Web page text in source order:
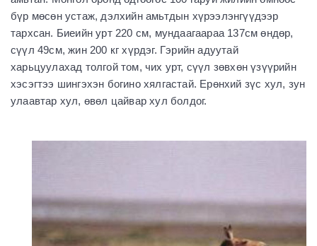
бүр мөсөн устаж, дэлхийн амьтдын хүрээлэнгүүдээр
тархсан. Биеийн урт 220 см, мундаагаараа 137см өндөр,
сүүл 49см, жин 200 кг хүрдэг. Гэрийн адуутай
харьцуулахад толгой том, чих урт, сүүл зөвхөн үзүүрийн
хэсэгтээ шингэхэн богино хялгастай. Ерөнхий зүс хул, зун
улаавтар хул, өвөл цайвар хул болдог.